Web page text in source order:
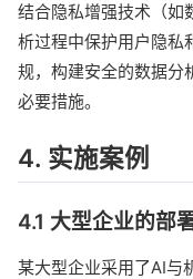
结合隐私增强技术（如
析过程中保护用户隐私
规，构建安全的数据分
必要措施。
4. 实施案例
4.1 大型企业的部
某大型企业采用了AI与